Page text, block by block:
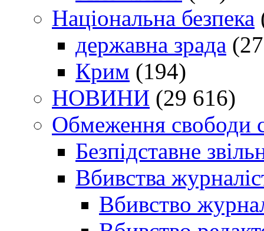
Національна безпека
державна зрада
Крим (194)
НОВИНИ (29 616)
Обмеження свободи
Безпідставне
Вбивства
Вбивство